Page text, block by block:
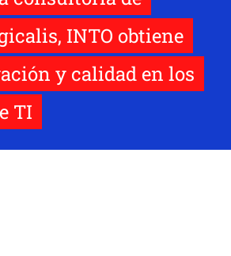
INTO obtiene
y calidad en los
TI